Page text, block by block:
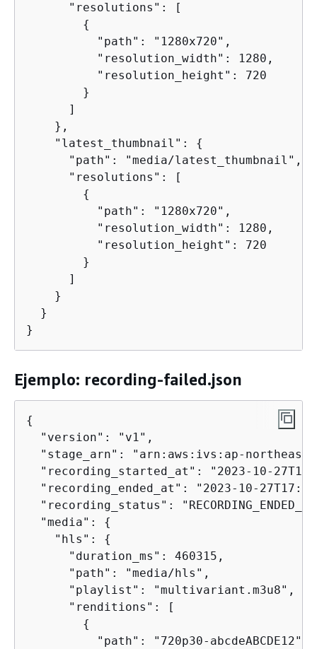
      "resolutions": [
{
          "path": "1280x720",
          "resolution_width": 1280,
          "resolution_height": 720
        }
      ]
    },
    "latest_thumbnail":
{
      "path": "media/latest_thumbnail",
      "resolutions": [
{
          "path": "1280x720",
          "resolution_width": 1280,
          "resolution_height": 720
        }
      ]
    }
  }
}
Ejemplo: recording-failed.json
{
  "version": "v1",
"stage_arn": "arn:aws:ivs:ap-
"recording_started_at": "2023-10-
"recording_ended_at": "2023-10-
"recording_status":
  "media":
{
    "hls":
{
      "duration_ms": 460315,
      "path": "media/hls",
      "playlist": "multivariant.m3u8",
      "renditions": [
{
          "path": "720p30-abcdeABCDE12",